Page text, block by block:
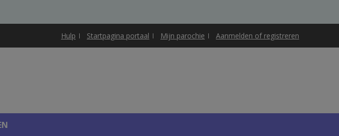
Hulp Startpagina portaal Mijn parochie Aanmelden of registreren